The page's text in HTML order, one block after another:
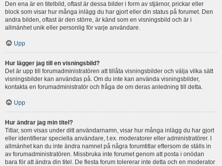
Den ena är en titelbild, oftast är dessa bilder i form av stjärnor, prickar eller
block som visar hur många inlägg du har gjort eller din status på forumet. Den
andra bilden, oftast är den större, är känd som en visningsbild och är i
allmänhet unik eller personlig för varje användare.
Upp
Hur lägger jag till en visningsbild?
Det är upp till forumadministratören att tillåta visningsbilder och välja vilka sätt
visningsbilder kan användas på. Om du inte kan använda visningsbilder,
kontakta en forumadministratör och fråga de om deras anledning till detta.
Upp
Hur ändrar jag min titel?
Titlar, som visas under ditt användarnamn, visar hur många inlägg du har gjort
eller identifierar speciella användare, t.ex. moderatorer eller administratörer. I
allmänhet kan du inte ändra namnet på några forumtitlar eftersom de ställs in
av forumadministratören. Missbruka inte forumet genom att posta i onödan
bara för att ändra din titel. De flesta forum tolererar inte detta och en moderator